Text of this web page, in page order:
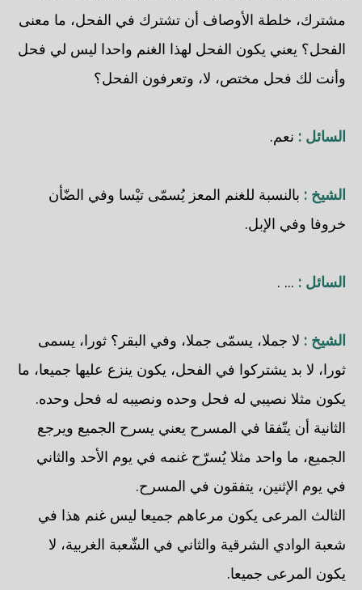
مشترك، خلطة الأوصاف أن تشترك في الفحل، ما معنى
الفحل؟ يعني يكون الفحل لهذا الغنم واحدا ليس لي فحل
وأنت لك فحل مختص، لا، وتعرفون الفحل؟
السائل : نعم.
الشيخ : بالنسبة للغنم المعز يُسمّى تيْسا وفي الضّأن
خروفا وفي الإبل.
السائل : ... .
الشيخ : لا جملا، يسمّى جملا، وفي البقر؟ ثورا، يسمى
ثورا، لا بد يشتركوا في الفحل، يكون ينزع عليها جميعا، ما
يكون مثلا نصيبي له فحل وحده ونصيبه له فحل وحده.
الثانية أن يتّفقا في المسرح يعني يسرح الجميع ويرجع
الجميع، ما واحد مثلا يُسرّح غنمه في يوم الأحد والثاني
في يوم الإثنين، يتفقون في المسرح.
الثالث المرعى يكون مرعاهم جميعا ليس غنم هذا في
شعبة الوادي الشرقية والثاني في الشّعبة الغربية، لا
يكون المرعى جميعا.